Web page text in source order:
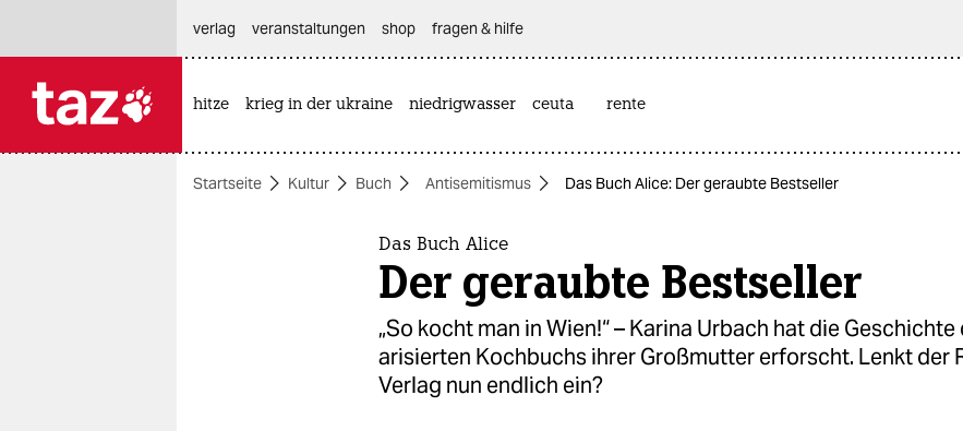
themen
verlag
veranstaltungen shop fragen & hilfe
hitze krieg in der ukraine niedrigwasser ceuta rente
Startseite Kultur Buch Antisemitismus Das Buch Alice: Der geraubte Bestseller
Das Buch Alice
Der geraubte Bestseller
„So kocht man in Wien!“ – Karina Urbach hat die Geschichte
arisierten Kochbuchs ihrer Großmutter erforscht. Lenkt der
Verlag nun endlich ein?